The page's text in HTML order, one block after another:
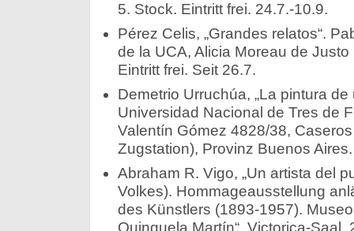
5. Stock. Eintritt frei. 24.7.-10.9.
Pérez Celis, „Grandes relatos“.
de la UCA, Alicia Moreau de
Eintritt frei. Seit 26.7.
Demetrio Urruchúa, „La pintura
Universidad Nacional de Tres de
Valentín Gómez 4828/38,
Zugstation), Provinz Buenos
Abraham R. Vigo, „Un artista del
Volkes). Hommageausstellung
des Künstlers (1893-1957).
Quinquela Martín“, Victorica-Saal,